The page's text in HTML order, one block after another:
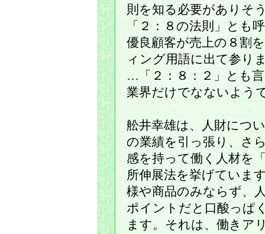
則を知る必要がありそ
「２：８の法則」とも
優良顧客が売上の８割
ィング用語に出て参り
…「２：８：２」とも
業界だけでなないよう
舩井幸雄は、人財につ
の業績を引っ張り、さ
感を持って働く人材を
所伸展法を挙げていま
様や商品のみならず、
ポイントだと口酸っぱ
ます。それは、働きア